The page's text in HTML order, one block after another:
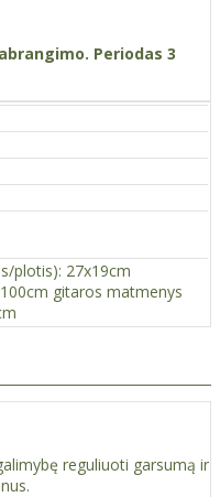
Periodas 3
plotis): 27x19cm
gitaros matmenys
reguliuoti garsumą ir